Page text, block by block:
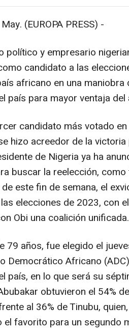
(EUROPA PRESS) -
político y empresario
candidato a las
africano en una
país para mayor ventaja
candidato más votado
hizo acreedor de la
de Nigeria ya ha
buscar la reelección,
este fin de semana, el
elecciones de 2023, con
Obi una coalición unificada.
79 años, fue elegido el
Democrático Africano
país, en lo que será su
obtuvieron el 54%
al 36% de Tinubu,
el favorito para un segundo